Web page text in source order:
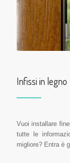
Infissi in legno
Vuoi installare
tutte le
migliore? Entra è